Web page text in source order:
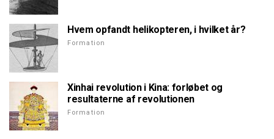
Hvem opfandt helikopteren, i hvilket år?
Formation
Xinhai revolution i Kina: forløbet og
resultaterne af revolutionen
Formation